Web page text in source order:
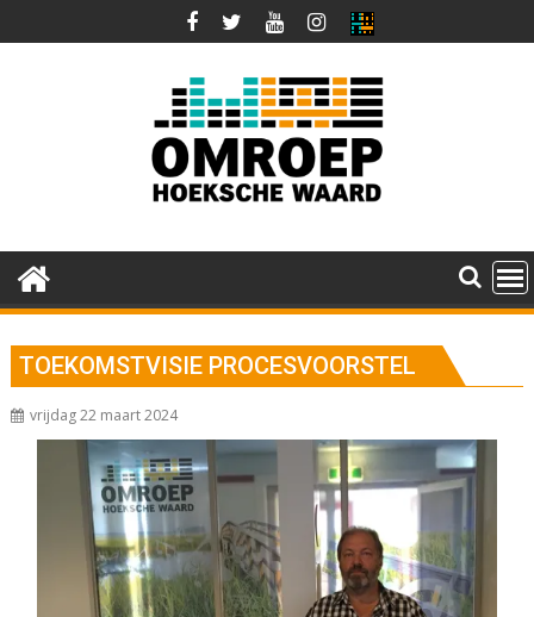
naar
TOEKOMSTVISIE PROCESVOORSTEL
vrijdag 22 maart 2024